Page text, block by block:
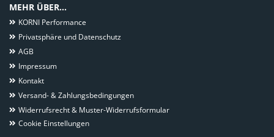
MEHR ÜBER...
KORNI Performance
Privatsphäre und Datenschutz
AGB
Impressum
Kontakt
Versand- & Zahlungsbedingungen
Widerrufsrecht & Muster-Widerrufsformular
Cookie Einstellungen